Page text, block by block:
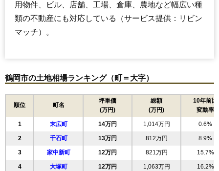
用物件、ビル、店舗、工場、倉庫、農地など幅広い種
類の不動産にも対応している（サービス提供：リビン
マッチ）。
鶴岡市の土地相場ランキング（町＝大字）
順位 町名
坪単価
(万円)
総額
(万円)
10年前比
変動率
1 末広町 14万円 1,014万円 0.6%
2 千石町 13万円 812万円 8.9%
3 家中新町 12万円 821万円 15.7%
4 大塚町 12万円 1,063万円 16.2%